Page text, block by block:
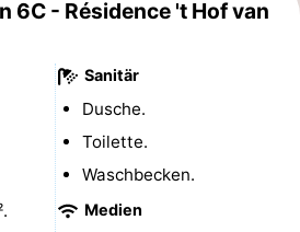
6C - Résidence 't Hof van
Sanitär
Dusche.
Toilette.
Waschbecken.
Medien